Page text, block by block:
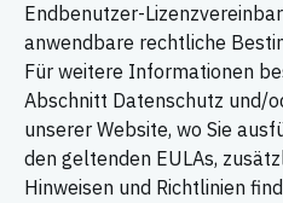
Endbenutzer-
anwendbare rechtliche
Für weitere Informationen
Abschnitt Datenschutz und/
unserer Website, wo Sie
den geltenden EULAs,
Hinweisen und Richtlinien